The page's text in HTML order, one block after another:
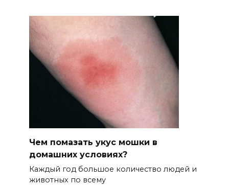
Чем помазать укус мошки в
домашних условиях?
Каждый год большое количество людей и
животных по всему